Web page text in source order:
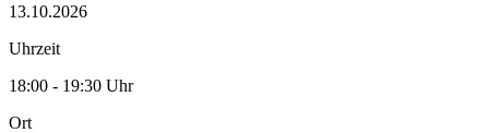
13.10.2026
Uhrzeit
18:00 - 19:30 Uhr
Ort